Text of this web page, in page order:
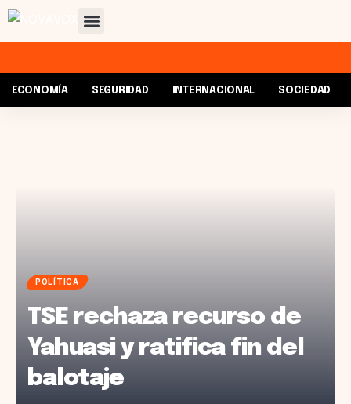
ECONOMÍA SEGURIDAD INTERNACIONAL SOCIEDAD
POLÍTICA
TSE rechaza recurso de
Yahuasi y ratifica fin del
balotaje